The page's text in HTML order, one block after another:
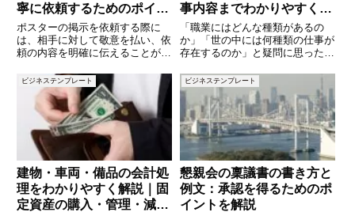
寧に依頼するためのポイン
ト
ポスターの掲示を依頼する際に
は、相手に対して敬意を払い、依
頼の内容を明確に伝えることが重
や掲示期間、場所を具体的に示す
ことで、相手にとって判断がしや
すくなります。この記事では、ポ
スターの掲示を依頼する際に使え
事内容までわかりやすく解
説
「職業にはどんな種類があるの
か」「世の中には何種類の仕事が
存在するのか」と疑問に思ったこ
就職活動、キャリア設計を考える
うえで、職業・職種の全体像を把
握することはとても重要です。本
記事では、日本で一般的に認知さ
れ
ビジネステンプレート
建物・車両・備品の会計処
理をわかりやすく解説｜固
定資産の購入・管理・減価
ビジネステンプレート
懇親会の稟議書の書き方と
例文：承認を得るためのポ
イントを解説